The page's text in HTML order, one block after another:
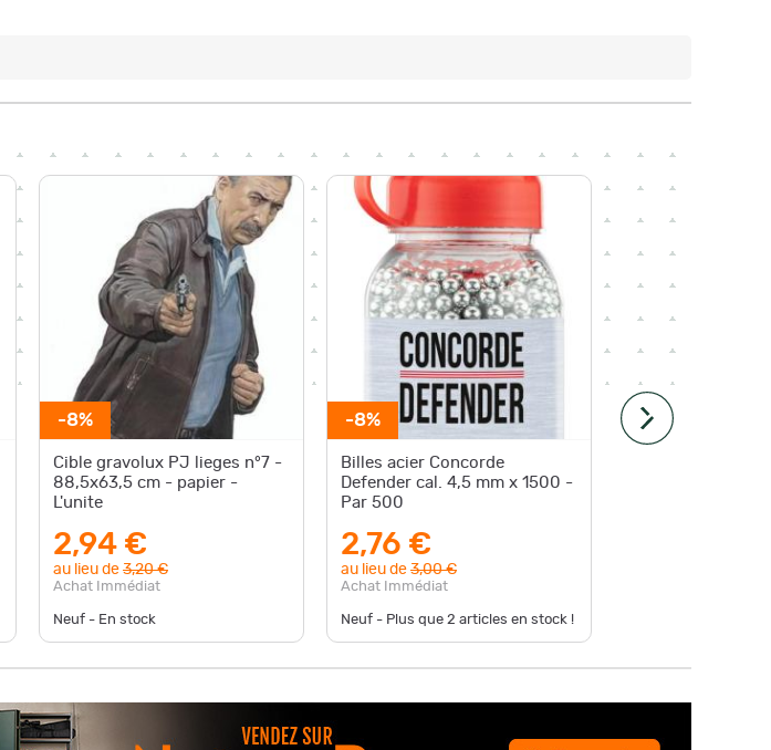
-8%
Cible gravolux PJ lieges n°7 -
88,5x63,5 cm - papier -
L'unite
2,94 €
au lieu de 3,20 €
Achat Immédiat
Neuf - En stock
-8%
Billes acier Concorde
Defender cal. 4,5 mm x 1500 -
Par 500
2,76 €
au lieu de 3,00 €
Achat Immédiat
Neuf - Plus que 2 articles en stock !